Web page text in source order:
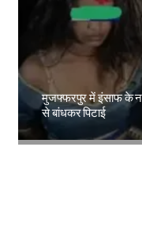
मुजफ्फरपुर में इंसाफ के
से बांधकर पिटाई
Amit Lekh